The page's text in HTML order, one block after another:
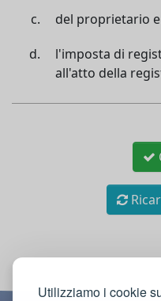
Utilizziamo i cookie
del proprietario
l'imposta di
all'atto della